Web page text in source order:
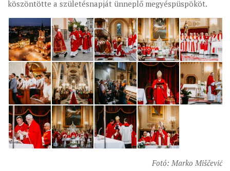
köszöntötte a születésnapját ünneplő megyéspüspököt.
Fotó: Marko Miščević